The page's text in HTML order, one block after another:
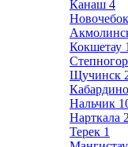
Канаш 4
Кокшетау
Щучинск
Нальчик
Нарткала 2
Терек 1